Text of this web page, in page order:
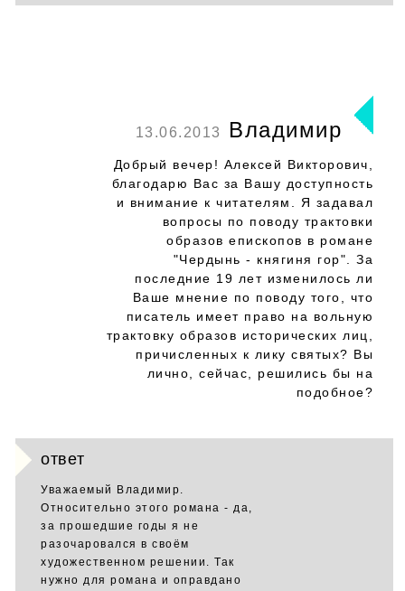
13.06.2013 Владимир
Добрый вечер! Алексей Викторович,
благодарю Вас за Вашу доступность
и внимание к читателям. Я задавал
вопросы по поводу трактовки
образов епископов в романе
"Чердынь - княгиня гор". За
последние 19 лет изменилось ли
Ваше мнение по поводу того, что
писатель имеет право на вольную
трактовку образов исторических лиц,
причисленных к лику святых? Вы
лично, сейчас, решились бы на
подобное?
ответ
Уважаемый Владимир.
Относительно этого романа - да,
за прошедшие годы я не
разочаровался в своём
художественном решении. Так
нужно для романа и оправдано